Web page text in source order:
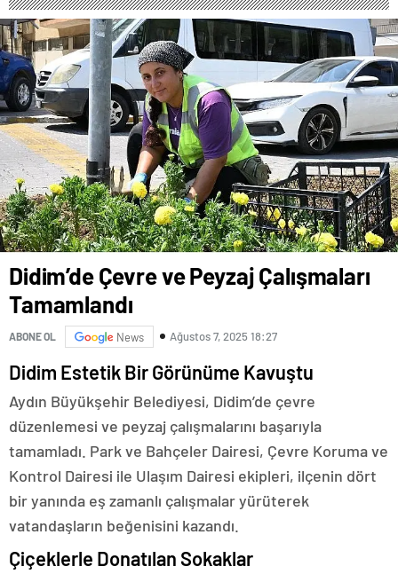
Didim’de Çevre ve Peyzaj Çalışmaları
Tamamlandı
ABONE OL News Ağustos 7, 2025 18:27
Didim Estetik Bir Görünüme Kavuştu
Aydın Büyükşehir Belediyesi, Didim’de çevre
düzenlemesi ve peyzaj çalışmalarını başarıyla
tamamladı. Park ve Bahçeler Dairesi, Çevre Koruma ve
Kontrol Dairesi ile Ulaşım Dairesi ekipleri, ilçenin dört
bir yanında eş zamanlı çalışmalar yürüterek
vatandaşların beğenisini kazandı.
Çiçeklerle Donatılan Sokaklar